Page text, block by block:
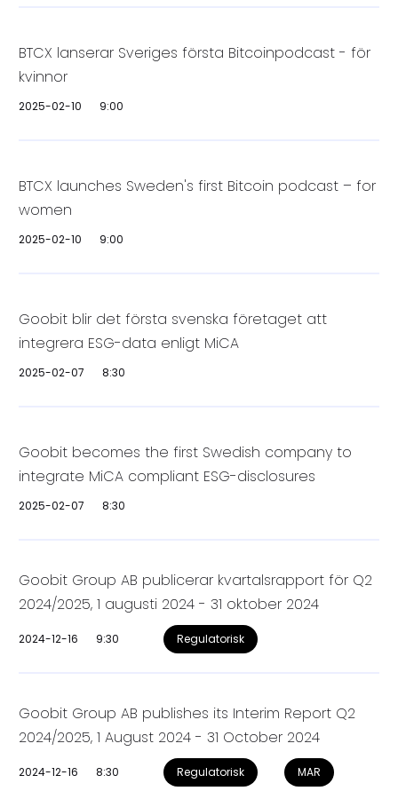
BTCX lanserar Sveriges första Bitcoinpodcast - för
kvinnor
2025-02-10 9:00
BTCX launches Sweden's first Bitcoin podcast – for
women
2025-02-10 9:00
Goobit blir det första svenska företaget att
integrera ESG-data enligt MiCA
2025-02-07 8:30
Goobit becomes the first Swedish company to
integrate MiCA compliant ESG-disclosures
2025-02-07 8:30
Goobit Group AB publicerar kvartalsrapport för Q2
2024/2025, 1 augusti 2024 - 31 oktober 2024
2024-12-16 9:30 Regulatorisk
Goobit Group AB publishes its Interim Report Q2
2024/2025, 1 August 2024 - 31 October 2024
2024-12-16 8:30 Regulatorisk MAR